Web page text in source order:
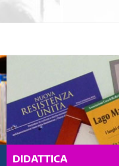
DIDATTICA